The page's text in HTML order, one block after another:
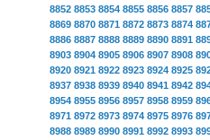
8852 8853 8854 8855 8856 8857
8869 8870 8871 8872 8873 8874
8886 8887 8888 8889 8890 8891
8903 8904 8905 8906 8907 8908
8920 8921 8922 8923 8924 8925
8937 8938 8939 8940 8941 8942
8954 8955 8956 8957 8958 8959
8971 8972 8973 8974 8975 8976
8988 8989 8990 8991 8992 8993